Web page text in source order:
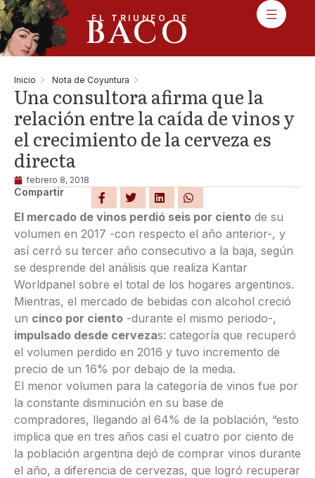
EL TRIUNFO DE
BACO
Inicio Nota de Coyuntura
Una consultora afirma que la
relación entre la caída de vinos y
el crecimiento de la cerveza es
directa
febrero 8, 2018
Compartir
El mercado de vinos perdió seis por ciento de su
volumen en 2017 -con respecto el año anterior-, y
así cerró su tercer año consecutivo a la baja, según
se desprende del análisis que realiza Kantar
Worldpanel sobre el total de los hogares argentinos.
Mientras, el mercado de bebidas con alcohol creció
un cinco por ciento -durante el mismo periodo-,
impulsado desde cervezas: categoría que recuperó
el volumen perdido en 2016 y tuvo incremento de
precio de un 16% por debajo de la media.
El menor volumen para la categoría de vinos fue por
la constante disminución en su base de
compradores, llegando al 64% de la población, “esto
implica que en tres años casi el cuatro por ciento de
la población argentina dejó de comprar vinos durante
el año, a diferencia de cervezas, que logró recuperar